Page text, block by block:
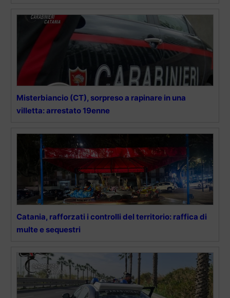
Misterbiancio (CT), sorpreso a rapinare in una
villetta: arrestato 19enne
Catania, rafforzati i controlli del territorio: raffica di
multe e sequestri